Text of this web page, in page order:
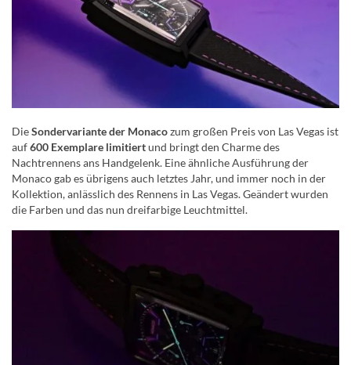
DieSondervariante der Monacozum großen Preis von Las Vegas ist
auf600 Exemplare limitiertund bringt den Charme des
Nachtrennens ans Handgelenk. Eine ähnliche Ausführung der
Monaco gab es übrigens auch letztes Jahr, und immer noch in der
Kollektion, anlässlich des Rennens in Las Vegas. Geändert wurden
die Farben und das nun dreifarbige Leuchtmittel.